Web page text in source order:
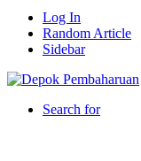
Log In
Random Article
Sidebar
Search for